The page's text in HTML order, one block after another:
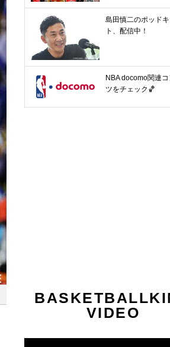
島田慎二のポッド
ト、配信中！
NBA docomo関連
ツをチェック🏀
VIDEO